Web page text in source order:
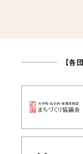
【各